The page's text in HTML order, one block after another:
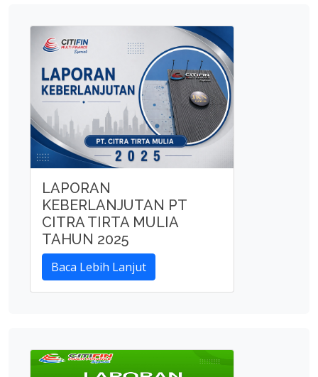
LAPORAN
KEBERLANJUTAN PT
CITRA TIRTA MULIA
TAHUN 2025
Baca Lebih Lanjut